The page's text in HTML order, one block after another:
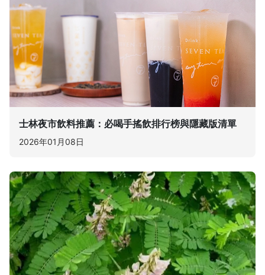
士林夜市飲料推薦：必喝手搖飲排行榜與隱藏版清單
2026年01月08日